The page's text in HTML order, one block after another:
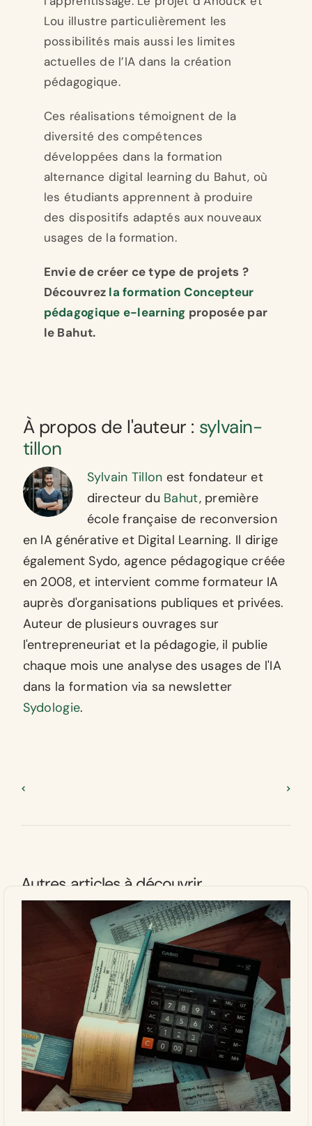
Lou illustre particulièrement les
possibilités mais aussi les limites
actuelles de l’IA dans la création
pédagogique.
Ces réalisations témoignent de la
diversité des compétences
développées dans la formation
alternance digital learning du Bahut, où
les étudiants apprennent à produire
des dispositifs adaptés aux nouveaux
usages de la formation.
Envie de créer ce type de projets ?
Découvrez la formation Concepteur
pédagogique e-learning proposée par
le Bahut.
À propos de l'auteur : sylvain-
tillon
Sylvain Tillon est fondateur et
directeur du Bahut, première
école française de reconversion
en IA générative et Digital Learning. Il dirige
également Sydo, agence pédagogique créée
en 2008, et intervient comme formateur IA
auprès d'organisations publiques et privées.
Auteur de plusieurs ouvrages sur
l'entrepreneuriat et la pédagogie, il publie
chaque mois une analyse des usages de l'IA
dans la formation via sa newsletter
Sydologie.
Autres articles à découvrir